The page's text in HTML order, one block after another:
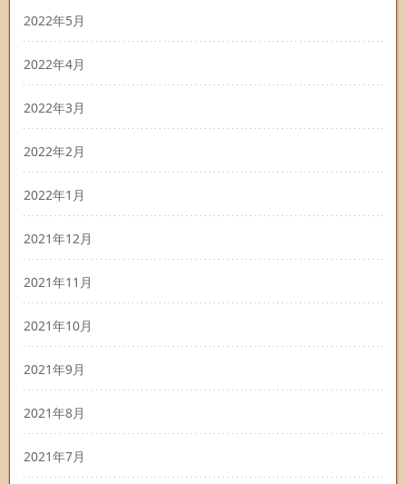
2022年5月
2022年4月
2022年3月
2022年2月
2022年1月
2021年12月
2021年11月
2021年10月
2021年9月
2021年8月
2021年7月